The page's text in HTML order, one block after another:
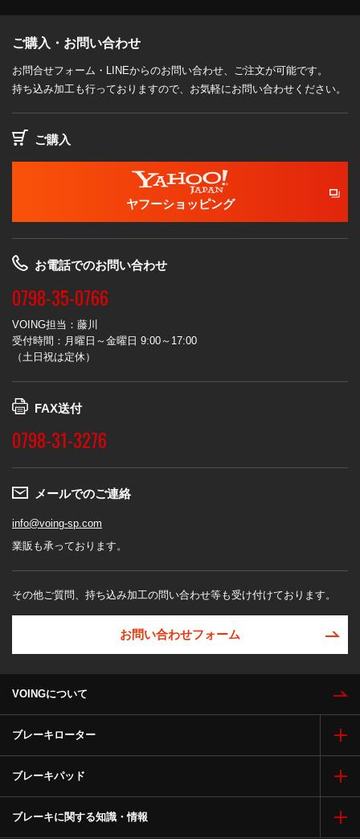
ご購入・お問い合わせ
お問合せフォーム・LINEからのお問い合わせ、ご注文が可能です。
持ち込み加工も行っておりますので、お気軽にお問い合わせください。
ご購入
ヤフーショッピング
お電話でのお問い合わせ
0798-35-0766
VOING担当：藤川
受付時間：月曜日～金曜日 9:00～17:00
（土日祝は定休）
FAX送付
0798-31-3276
メールでのご連絡
info@voing-sp.com
業販も承っております。
その他ご質問、持ち込み加工の問い合わせ等も受け付けております。
お問い合わせフォーム
VOINGについて
ブレーキローター
ブレーキパッド
ブレーキに関する知識・情報